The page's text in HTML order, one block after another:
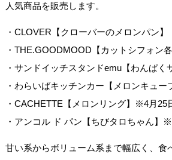
人気商品を販売します。
・CLOVER【クローバーのメロンパン】
・THE.GOODMOOD【カットシフォン各
・サンドイッチスタンドemu【わんぱく
・わらいばキッチンカー【メロンキュー
・CACHETTE【メロンリング】※4月25
・アンコル ド パン【ちびタロちゃん】
甘い系からボリューム系まで幅広く、食